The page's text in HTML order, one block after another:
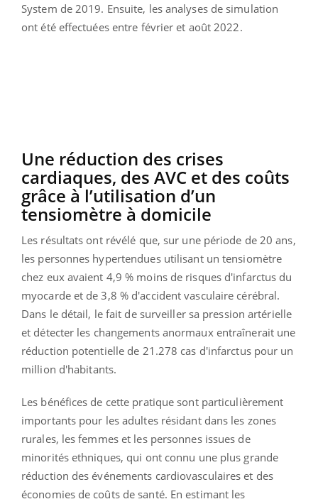
System de 2019. Ensuite, les analyses de simulation
ont été effectuées entre février et août 2022.
Une réduction des crises
cardiaques, des AVC et des coûts
grâce à l’utilisation d’un
tensiomètre à domicile
Les résultats ont révélé que, sur une période de 20 ans,
les personnes hypertendues utilisant un tensiomètre
chez eux avaient 4,9 % moins de risques d'infarctus du
myocarde et de 3,8 % d'accident vasculaire cérébral.
Dans le détail, le fait de surveiller sa pression artérielle
et détecter les changements anormaux entraînerait une
réduction potentielle de 21.278 cas d'infarctus pour un
million d'habitants.
Les bénéfices de cette pratique sont particulièrement
importants pour les adultes résidant dans les zones
rurales, les femmes et les personnes issues de
minorités ethniques, qui ont connu une plus grande
réduction des événements cardiovasculaires et des
économies de coûts de santé. En estimant les